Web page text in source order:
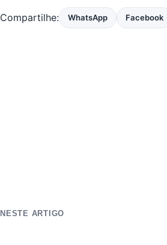
Compartilhe: WhatsApp Facebook
NESTE ARTIGO